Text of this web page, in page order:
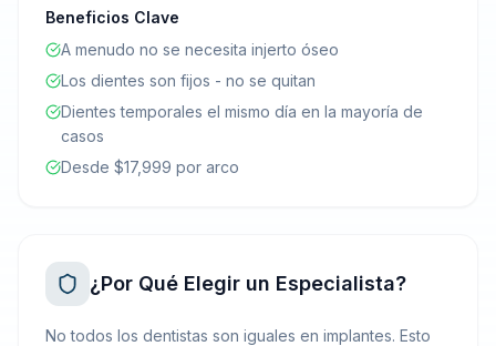
Beneficios Clave
A menudo no se necesita injerto óseo
Los dientes son fijos - no se quitan
Dientes temporales el mismo día en la mayoría de
casos
Desde $17,999 por arco
¿Por Qué Elegir un Especialista?
No todos los dentistas son iguales en implantes. Esto